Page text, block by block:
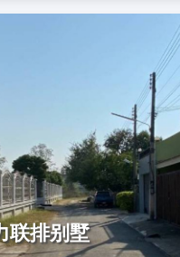
联排别墅